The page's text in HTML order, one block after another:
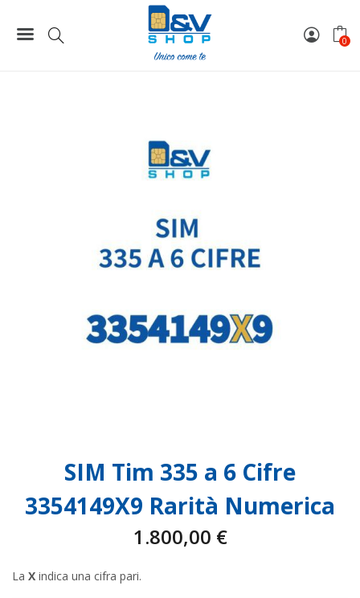
0
Rarità Numeriche a 6 Cifre
ᐅ335 - Rarità Numeriche a 6 Cifre
SIM Tim 335 a 6 Cifre 3354149X9 Rarità Numerica
SIM Tim 335 a 6 Cifre
3354149X9 Rarità Numerica
1.800,00 €
La X indica una cifra pari.